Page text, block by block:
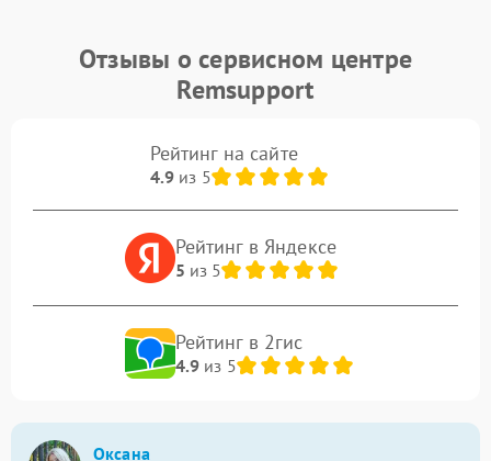
Отзывы о сервисном центре
Remsupport
Рейтинг на сайте
4.9из 5
Рейтинг в Яндексе
5 из 5
Рейтинг в 2гис
4.9из 5
Оксана